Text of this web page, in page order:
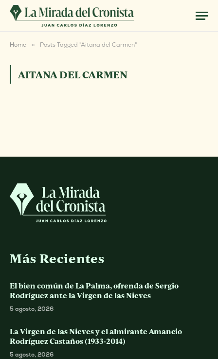
Home » Posts Tagged "Aitana del Carmen"
AITANA DEL CARMEN
Más Recientes
El bien común de La Palma, ofrenda de Sergio
Rodríguez ante la Virgen de las Nieves
5 agosto, 2026
La Virgen de las Nieves y el almirante Amancio
Rodríguez Castaños (1933-2014)
5 agosto, 2026